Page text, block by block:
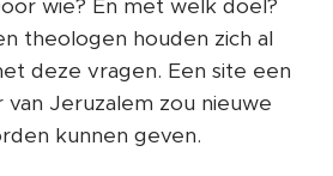
wie? En met welk doel?
theologen houden zich al
deze vragen. Een site een
Jeruzalem zou nieuwe
kunnen geven.